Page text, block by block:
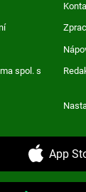
spol. s
App